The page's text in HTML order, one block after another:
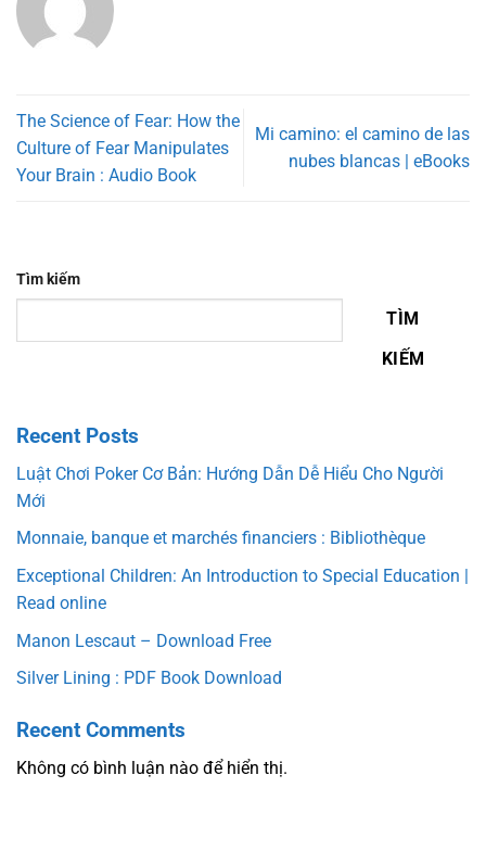
The Science of Fear: How the
Culture of Fear Manipulates
Your Brain : Audio Book
Mi camino: el camino de las
nubes blancas | eBooks
Tìm kiếm
TÌM
KIẾM
Recent Posts
Luật Chơi Poker Cơ Bản: Hướng Dẫn Dễ Hiểu Cho Người
Mới
Monnaie, banque et marchés financiers : Bibliothèque
Exceptional Children: An Introduction to Special Education |
Read online
Manon Lescaut – Download Free
Silver Lining : PDF Book Download
Recent Comments
Không có bình luận nào để hiển thị.